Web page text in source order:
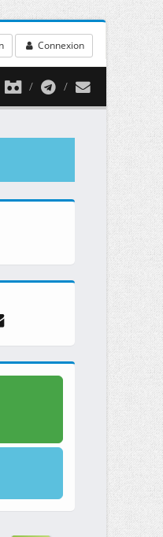
Connexion